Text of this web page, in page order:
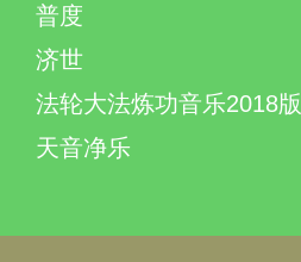
普度
济世
法轮大法炼功音乐2018版
天音净乐